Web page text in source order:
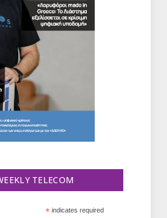
TELECOM
*indicates required